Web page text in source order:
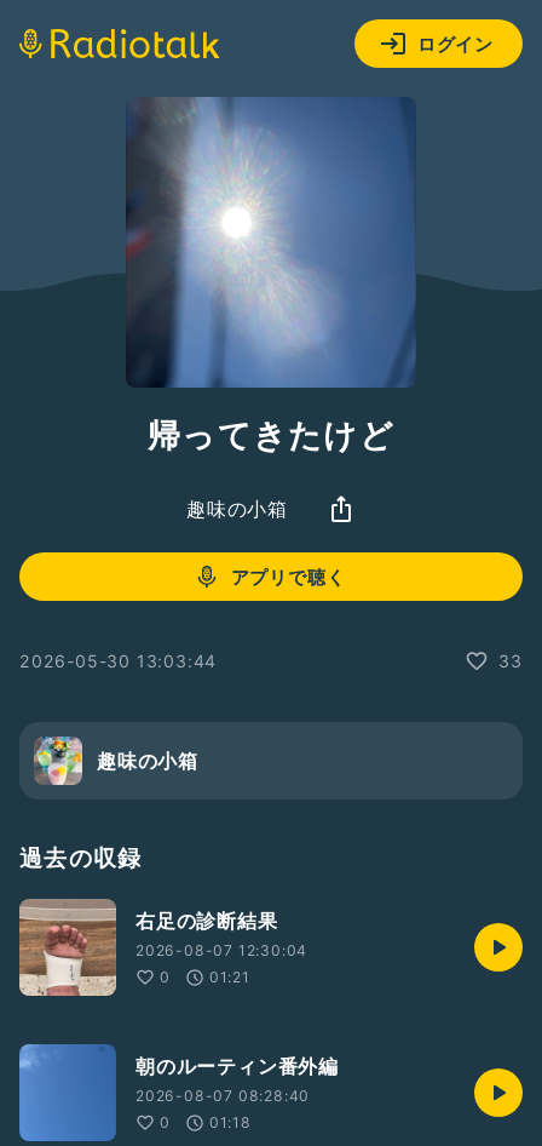
ログイン
帰ってきたけど
趣味の小箱
アプリで聴く
2026-05-30 13:03:44 33
趣味の小箱
過去の収録
右足の診断結果
2026-08-07 12:30:04
0
01:21
朝のルーティン番外編
2026-08-07 08:28:40
0
01:18